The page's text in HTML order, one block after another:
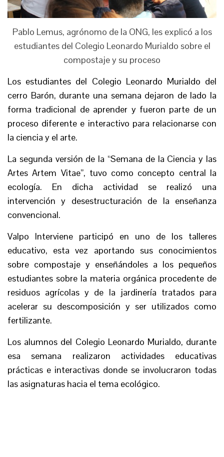
Pablo Lemus, agrónomo de la ONG, les explicó a los
estudiantes del Colegio Leonardo Murialdo sobre el
compostaje y su proceso
Los estudiantes del Colegio Leonardo Murialdo del
cerro Barón, durante una semana dejaron de lado la
forma tradicional de aprender y fueron parte de un
proceso diferente e interactivo para relacionarse con
la ciencia y el arte.
La segunda versión de la “Semana de la Ciencia y las
Artes Artem Vitae”, tuvo como concepto central la
ecología. En dicha actividad se realizó una
intervención y desestructuración de la enseñanza
convencional.
Valpo Interviene participó en uno de los talleres
educativo, esta vez aportando sus conocimientos
sobre compostaje y enseñándoles a los pequeños
estudiantes sobre la materia orgánica procedente de
residuos agrícolas y de la jardinería tratados para
acelerar su descomposición y ser utilizados como
fertilizante.
Los alumnos del Colegio Leonardo Murialdo, durante
esa semana realizaron actividades educativas
prácticas e interactivas donde se involucraron todas
las asignaturas hacia el tema ecológico.